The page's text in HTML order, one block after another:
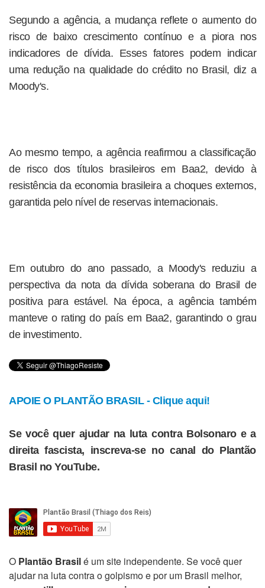
Segundo a agência, a mudança reflete o aumento do
risco de baixo crescimento contínuo e a piora nos
indicadores de dívida. Esses fatores podem indicar
uma redução na qualidade do crédito no Brasil, diz a
Moody's.
Ao mesmo tempo, a agência reafirmou a classificação
de risco dos títulos brasileiros em Baa2, devido à
resistência da economia brasileira a choques externos,
garantida pelo nível de reservas internacionais.
Em outubro do ano passado, a Moody's reduziu a
perspectiva da nota da dívida soberana do Brasil de
positiva para estável. Na época, a agência também
manteve o rating do país em Baa2, garantindo o grau
de investimento.
APOIE O PLANTÃO BRASIL - Clique aqui!
Se você quer ajudar na luta contra Bolsonaro e a
direita fascista, inscreva-se no canal do Plantão
Brasil no YouTube.
O Plantão Brasilé um site independente. Se você quer
ajudar na luta contra o golpismo e por um Brasil melhor,